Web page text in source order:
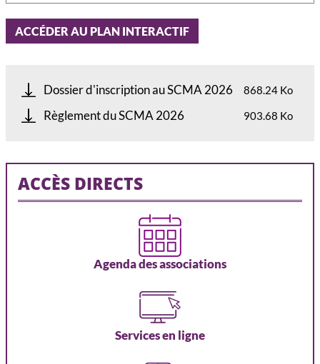
ACCÉDER AU PLAN INTERACTIF
Dossier d'inscription au SCMA 2026 868.24 Ko
Règlement du SCMA 2026 903.68 Ko
ACCÈS DIRECTS
Agenda des associations
Services en ligne